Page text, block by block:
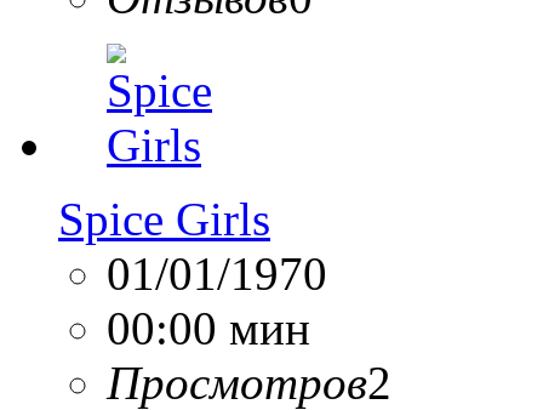
Spice Girls
01/01/1970
00:00 мин
Просмотров2